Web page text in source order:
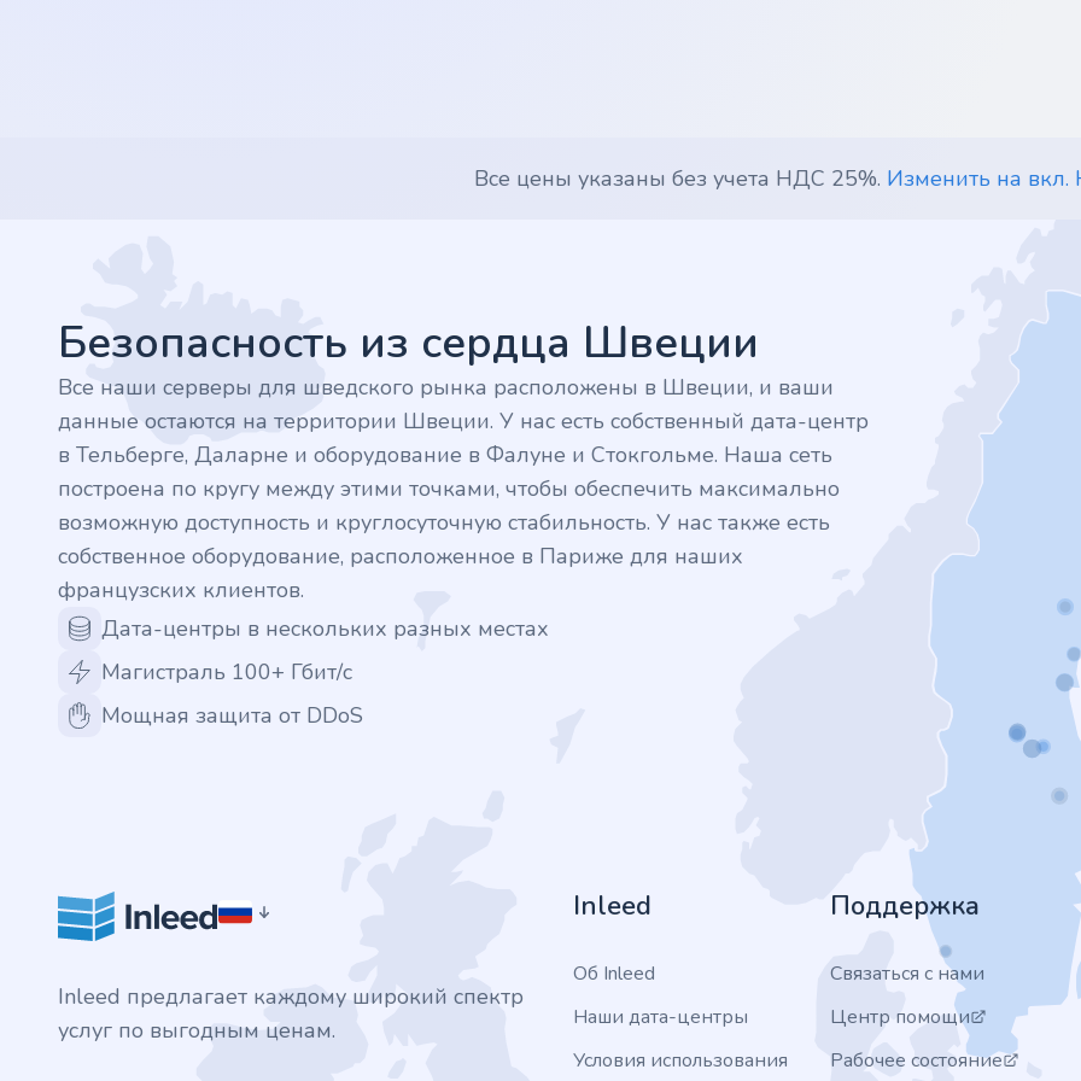
.bz
.uk
.design
.finance
.tennis
.re
.games
Все цены указаны без учета НДС 25%. Изменить на
Безопасность из сердца Швеции
Все наши серверы для шведского рынка расположены в Швеции, и ваши
данные остаются на территории Швеции. У нас есть собственный дата-центр
в Тельберге, Даларне и оборудование в Фалуне и Стокгольме. Наша сеть
построена по кругу между этими точками, чтобы обеспечить максимально
возможную доступность и круглосуточную стабильность. У нас также есть
собственное оборудование, расположенное в Париже для наших
французских клиентов.
Дата-центры в нескольких разных местах
Магистраль 100+ Гбит/с
Мощная защита от DDoS
Inleed предлагает каждому широкий спектр
услуг по выгодным ценам.
Inleed
Об Inleed
Наши дата-центры
Условия использования
Поддержка
Связаться с нами
Центр помощи
Рабочее состояние